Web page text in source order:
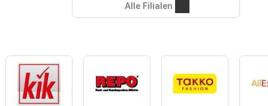
Alle Filialen